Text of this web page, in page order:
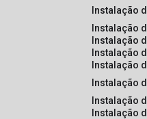
instalação
instalação
instalação
instalação
instalação
instalação
instalação
instalação